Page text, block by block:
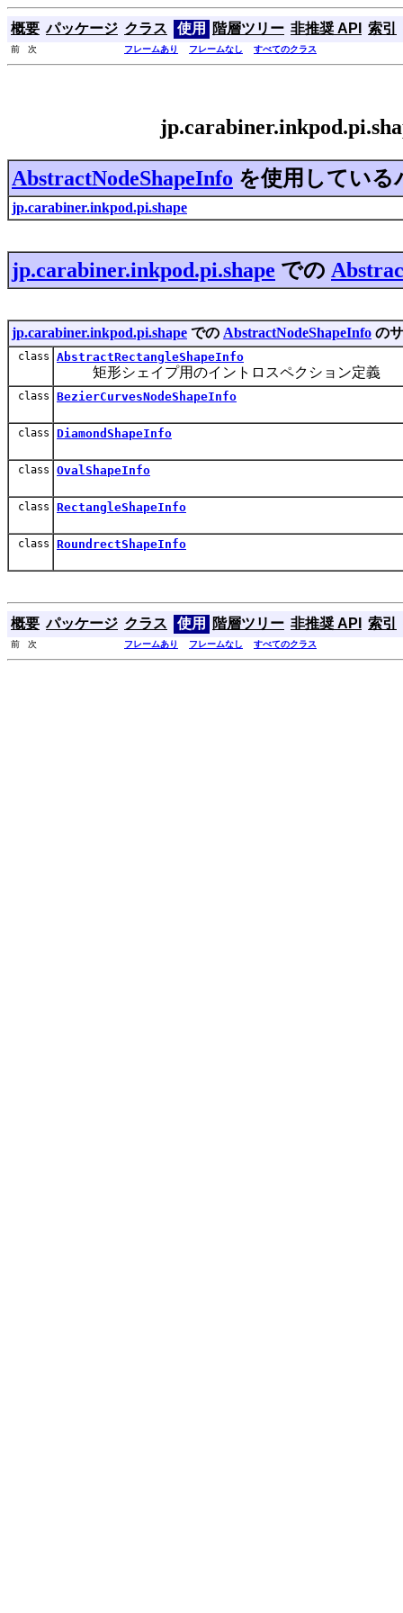
概要 パッケージ クラス 使用 階層ツリー 非推奨 API 索引
前 次 フレームあり フレームなし すべてのクラス
AbstractNodeShapeInfo を使用している
jp.carabiner.inkpod.pi.shape
jp.carabiner.inkpod.pi.shape での
jp.carabiner.inkpod.pi.shape での AbstractNodeShapeInfo の
class AbstractRectangleShapeInfo
矩形シェイプ用のイントロスペクション定義
class BezierCurvesNodeShapeInfo
class DiamondShapeInfo
class OvalShapeInfo
class RectangleShapeInfo
class RoundrectShapeInfo
概要 パッケージ クラス 使用 階層ツリー 非推奨 API 索引
前 次 フレームあり フレームなし すべてのクラス